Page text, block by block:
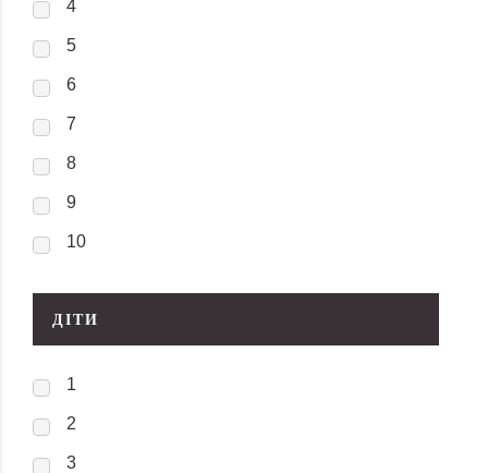
4
5
6
7
8
9
10
ДІТИ
1
2
3